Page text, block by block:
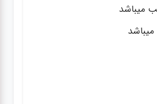
میباشد